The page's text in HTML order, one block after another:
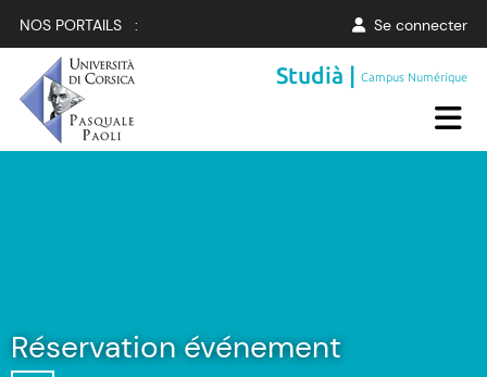
NOS PORTAILS : Se connecter
Studià |Campus Numérique
Réservation événement